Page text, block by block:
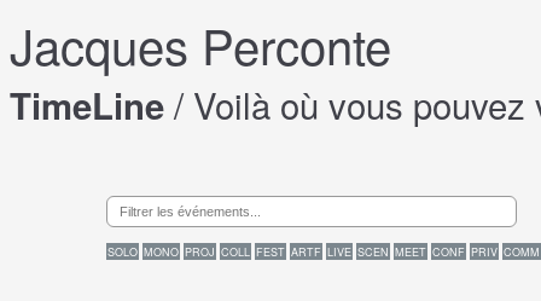
Jacques Perconte
TimeLine/ Voilà où vous
SOLO MONO PROJ COLL FEST ARTF LIVE SCEN MEET CONF PRIV COMM